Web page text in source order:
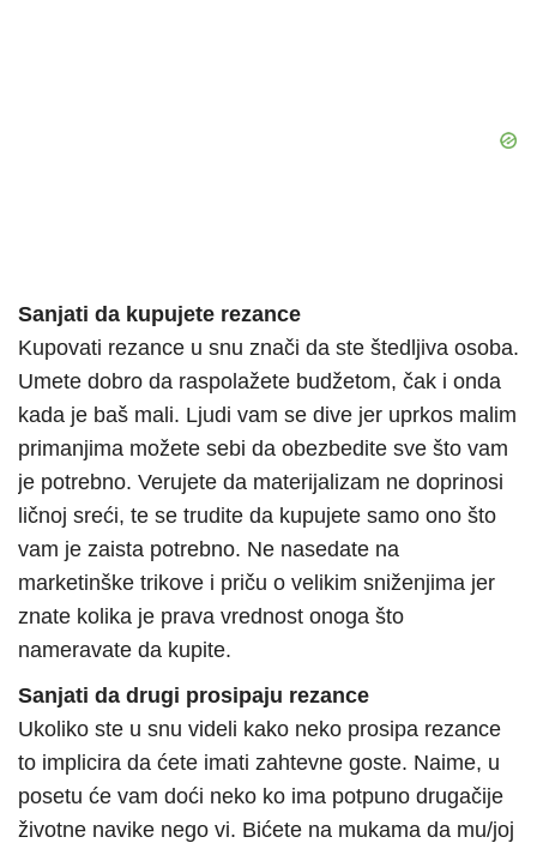
Sanjati da kupujete rezance
Kupovati rezance u snu znači da ste štedljiva osoba.
Umete dobro da raspolažete budžetom, čak i onda
kada je baš mali. Ljudi vam se dive jer uprkos malim
primanjima možete sebi da obezbedite sve što vam
je potrebno. Verujete da materijalizam ne doprinosi
ličnoj sreći, te se trudite da kupujete samo ono što
vam je zaista potrebno. Ne nasedate na
marketinške trikove i priču o velikim sniženjima jer
znate kolika je prava vrednost onoga što
nameravate da kupite.
Sanjati da drugi prosipaju rezance
Ukoliko ste u snu videli kako neko prosipa rezance
to implicira da ćete imati zahtevne goste. Naime, u
posetu će vam doći neko ko ima potpuno drugačije
životne navike nego vi. Bićete na mukama da mu/joj